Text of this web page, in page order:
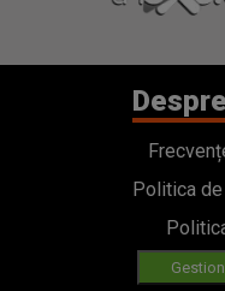
Politica